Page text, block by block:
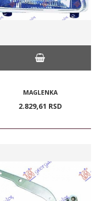
MAGLENKA
2.829,61 RSD